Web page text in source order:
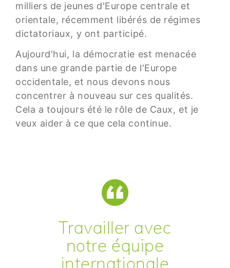
milliers de jeunes d'Europe centrale et
orientale, récemment libérés de régimes
dictatoriaux, y ont participé.
Aujourd'hui, la démocratie est menacée
dans une grande partie de l'Europe
occidentale, et nous devons nous
concentrer à nouveau sur ces qualités.
Cela a toujours été le rôle de Caux, et je
veux aider à ce que cela continue.
Travailler avec
notre équipe
internationale